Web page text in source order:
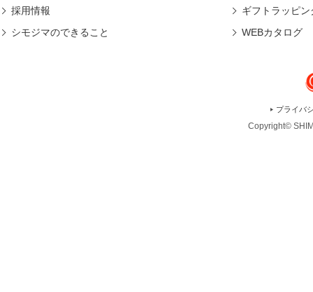
採用情報
シモジマのできること
ギフトラッピン
WEBカタログ
プライバ
Copyright©